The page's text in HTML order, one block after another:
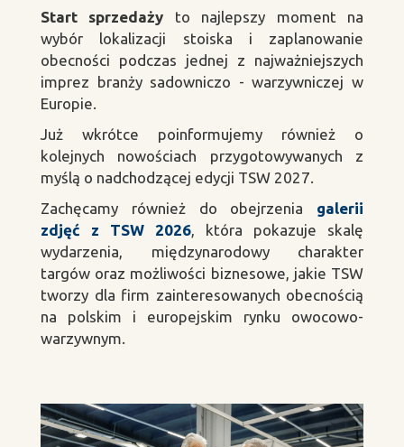
Start sprzedaży to najlepszy moment na
wybór lokalizacji stoiska i zaplanowanie
obecności podczas jednej z najważniejszych
imprez branży sadowniczo - warzywniczej w
Europie.
Już wkrótce poinformujemy również o
kolejnych nowościach przygotowywanych z
myślą o nadchodzącej edycji TSW 2027.
Zachęcamy również do obejrzenia galerii
zdjęć z TSW 2026, która pokazuje skalę
wydarzenia, międzynarodowy charakter
targów oraz możliwości biznesowe, jakie TSW
tworzy dla firm zainteresowanych obecnością
na polskim i europejskim rynku owocowo-
warzywnym.